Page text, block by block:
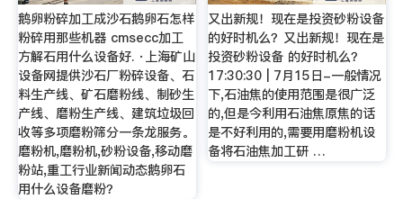
鹅卵粉碎加工成沙石鹅卵石怎样
粉碎用那些机器 cmsecc加工
方解石用什么设备好. ·上海矿山
设备网提供沙石厂粉碎设备、石
料生产线、矿石磨粉线、制砂生
产线、磨粉生产线、建筑垃圾回
收等多项磨粉筛分一条龙服务。
磨粉机,磨粉机,砂粉设备,移动磨
粉站,重工行业新闻动态鹅卵石
用什么设备磨粉？
又出新规！现在是投资砂粉设备
的好时机么？又出新规！现在是
投资砂粉设备 的好时机么？
17:30:30 | 7月15日-一般情况
下,石油焦的使用范围是很广泛
的,但是今利用石油焦原焦的话
是不好利用的,需要用磨粉机设
备将石油焦加工研 …